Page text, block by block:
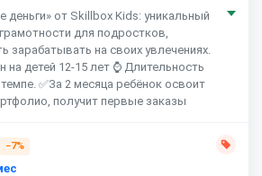
деньги» от Skillbox Kids: уникальный
для подростков,
зарабатывать на своих увлечениях.
на детей 12-15 лет ⌚ Длительность
✅За 2 месяца ребёнок освоит
получит первые заказы
−7%